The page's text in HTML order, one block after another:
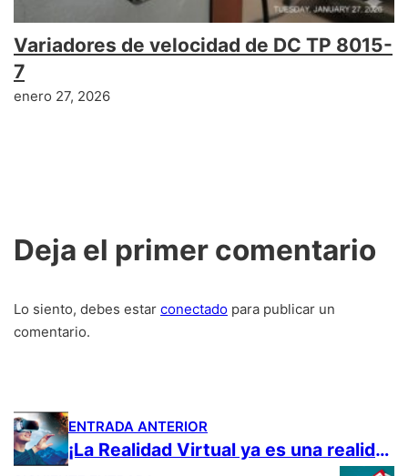
Variadores de velocidad de DC TP 8015-
7
enero 27, 2026
Deja el primer comentario
Lo siento, debes estar conectado para publicar un
comentario.
ENTRADA ANTERIOR
¡La Realidad Virtual ya es una realidad!